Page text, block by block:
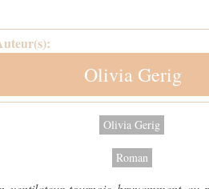
Olivia Gerig
Olivia Gerig
Roman